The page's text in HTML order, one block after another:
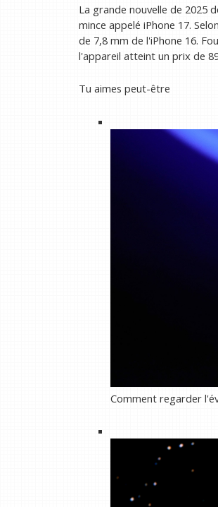
La grande nouvelle de 2025
mince appelé iPhone 17.
de 7,8 mm de l'iPhone 16.
l'appareil atteint un prix de
Tu aimes peut-être
Comment regarder